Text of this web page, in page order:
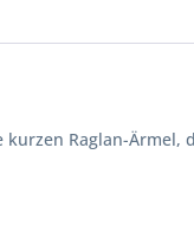
Raglan-Ärmel,